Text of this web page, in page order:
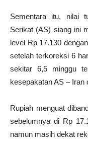
Sementara itu, nilai
Serikat (AS) siang ini
level Rp 17.130
setelah terkoreksi 6
sekitar 6,5 minggu
kesepakatan AS – Iran
Rupiah menguat
sebelumnya di Rp
namun masih dekat